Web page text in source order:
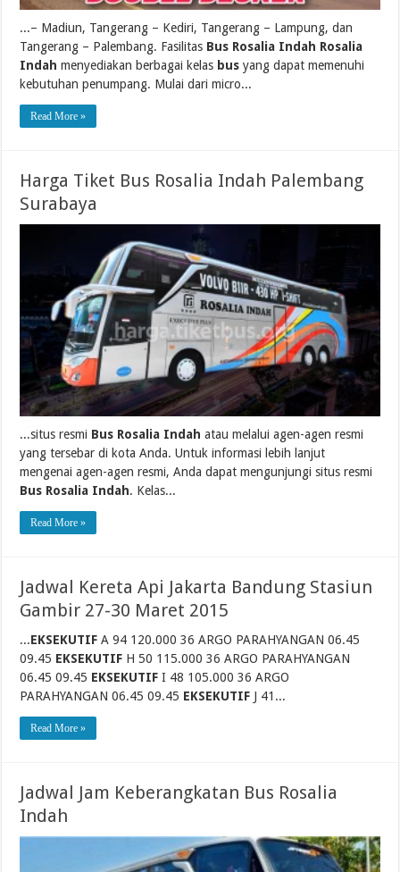
...– Madiun, Tangerang – Kediri, Tangerang – Lampung, dan
Tangerang – Palembang. Fasilitas Bus Rosalia Indah Rosalia
Indah menyediakan berbagai kelas bus yang dapat memenuhi
kebutuhan penumpang. Mulai dari micro...
Read More »
Harga Tiket Bus Rosalia Indah Palembang
Surabaya
...situs resmi Bus Rosalia Indah atau melalui agen-agen resmi
yang tersebar di kota Anda. Untuk informasi lebih lanjut
mengenai agen-agen resmi, Anda dapat mengunjungi situs resmi
Bus Rosalia Indah. Kelas...
Read More »
Jadwal Kereta Api Jakarta Bandung Stasiun
Gambir 27-30 Maret 2015
...EKSEKUTIF A 94 120.000 36 ARGO PARAHYANGAN 06.45
09.45 EKSEKUTIF H 50 115.000 36 ARGO PARAHYANGAN
06.45 09.45 EKSEKUTIF I 48 105.000 36 ARGO
PARAHYANGAN 06.45 09.45 EKSEKUTIF J 41...
Read More »
Jadwal Jam Keberangkatan Bus Rosalia
Indah